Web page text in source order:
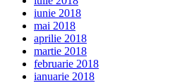
iunie 2018
mai 2018
aprilie 2018
martie 2018
februarie 2018
ianuarie 2018